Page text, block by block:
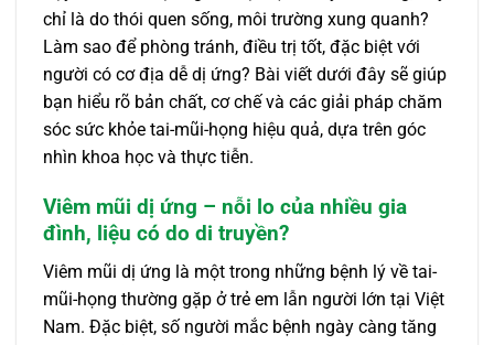
chỉ là do thói quen sống, môi trường xung quanh?
Làm sao để phòng tránh, điều trị tốt, đặc biệt với
người có cơ địa dễ dị ứng? Bài viết dưới đây sẽ giúp
bạn hiểu rõ bản chất, cơ chế và các giải pháp chăm
sóc sức khỏe tai-mũi-họng hiệu quả, dựa trên góc
nhìn khoa học và thực tiễn.
Viêm mũi dị ứng – nỗi lo của nhiều gia
đình, liệu có do di truyền?
Viêm mũi dị ứng là một trong những bệnh lý về tai-
mũi-họng thường gặp ở trẻ em lẫn người lớn tại Việt
Nam. Đặc biệt, số người mắc bệnh ngày càng tăng